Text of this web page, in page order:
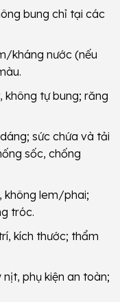
bung chỉ tại các
kháng nước (nếu
tự bung; răng
sức chứa và tải
sốc, chống
không lem/phai;
tróc.
kích thước; thẩm
phụ kiện an toàn;